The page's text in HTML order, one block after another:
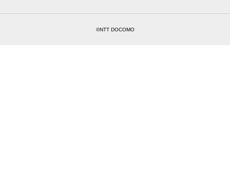
©NTT DOCOMO